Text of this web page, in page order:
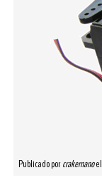
Publicado porcrakernano